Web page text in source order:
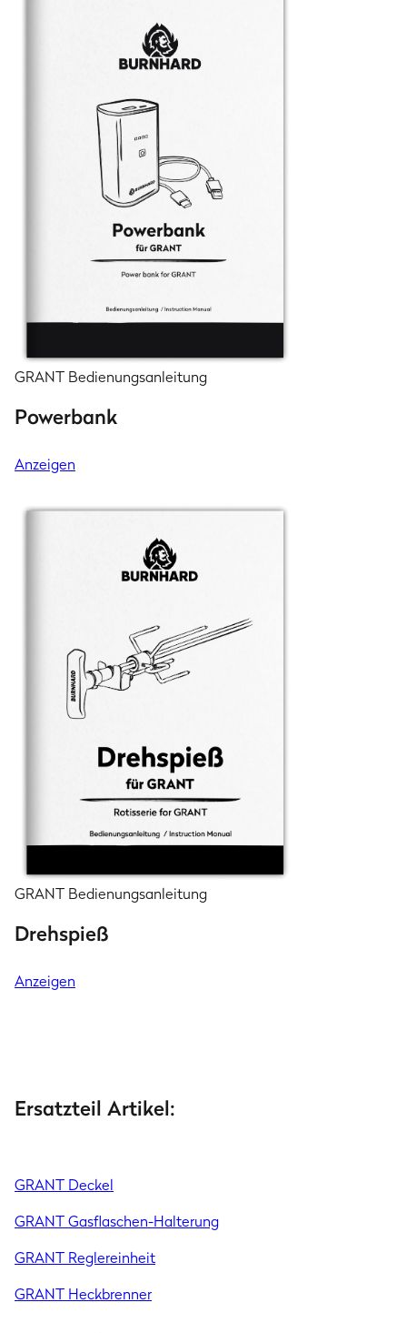
GRANT Bedienungsanleitung
Powerbank
Anzeigen
GRANT Bedienungsanleitung
Drehspieß
Anzeigen
Ersatzteil Artikel:
GRANT Deckel
GRANT Gasflaschen-Halterung
GRANT Reglereinheit
GRANT Heckbrenner